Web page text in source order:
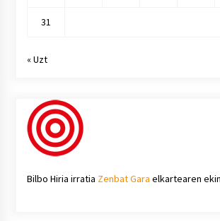
31
« Uzt
Bilbo Hiria irratia Zenbat Gara elkartearen